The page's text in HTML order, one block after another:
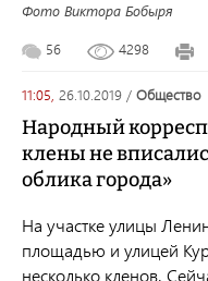
Фото Виктора Бобыря
56 4298
11:05, 26.10.2019 / общество
Народный
клены не
облика города»
На участке улицы
площадью и улицей
несколько кленов.